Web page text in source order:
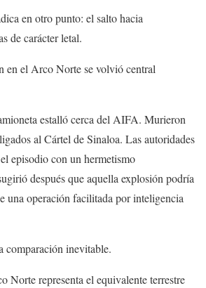
en otro punto: el salto hacia
de carácter letal.
en el Arco Norte se volvió central
estalló cerca del AIFA. Murieron
al Cártel de Sinaloa. Las autoridades
episodio con un hermetismo
después que aquella explosión podría
una operación facilitada por inteligencia
comparación inevitable.
Norte representa el equivalente terrestre